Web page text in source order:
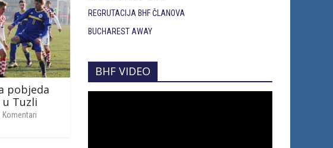
pobjeda
Tuzli
Komentari
REGRUTACIJA BHF ČLANOVA
BUCHAREST AWAY
BHF VIDEO